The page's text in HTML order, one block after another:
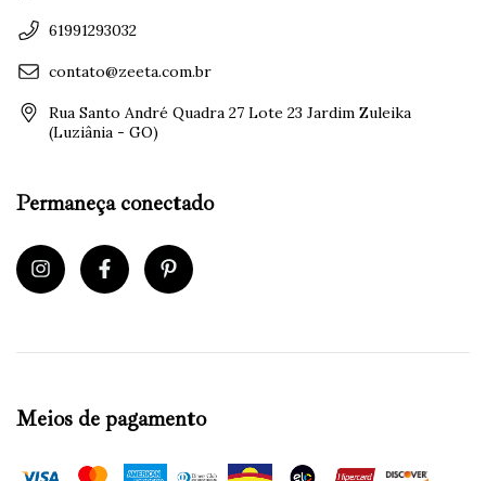
61991293032
contato@zeeta.com.br
Rua Santo André Quadra 27 Lote 23 Jardim Zuleika
(Luziânia - GO)
Permaneça conectado
Meios de pagamento